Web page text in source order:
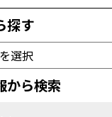
探す
から検索